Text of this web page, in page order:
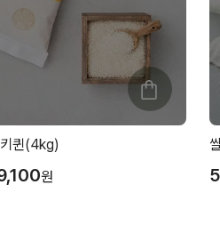
퀸(4kg)
원